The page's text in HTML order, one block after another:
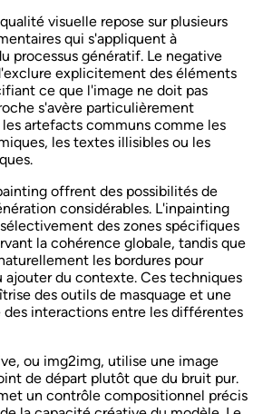
visuelle repose sur plusieurs
qui s'appliquent à
processus génératif. Le negative
explicitement des éléments
ce que l'image ne doit pas
s'avère particulièrement
artefacts communs comme les
les textes illisibles ou les
offrent des possibilités de
considérables. L'inpainting
des zones spécifiques
la cohérence globale, tandis que
les bordures pour
ajouter du contexte. Ces techniques
des outils de masquage et une
interactions entre les différentes
ou img2img, utilise une image
de départ plutôt que du bruit pur.
un contrôle compositionnel précis